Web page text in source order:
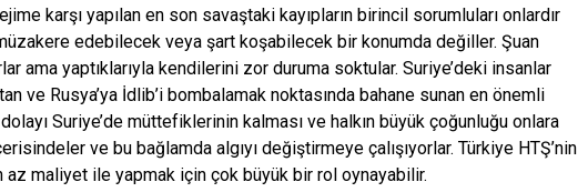
karşı yapılan en son savaştaki kayıpların birincil sorumluları onlardır
edebilecek veya şart koşabilecek bir konumda değiller. Şuan
ama yaptıklarıyla kendilerini zor duruma soktular. Suriye’deki insanlar
ve Rusya’ya İdlib’i bombalamak noktasında bahane sunan en önemli
Suriye’de müttefiklerinin kalması ve halkın büyük çoğunluğu onlara
ve bu bağlamda algıyı değiştirmeye çalışıyorlar. Türkiye HTŞ’nin
maliyet ile yapmak için çok büyük bir rol oynayabilir.